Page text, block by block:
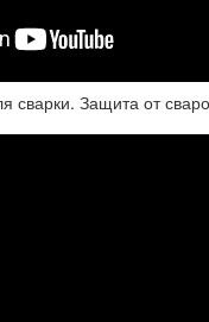
сварки. Защита от